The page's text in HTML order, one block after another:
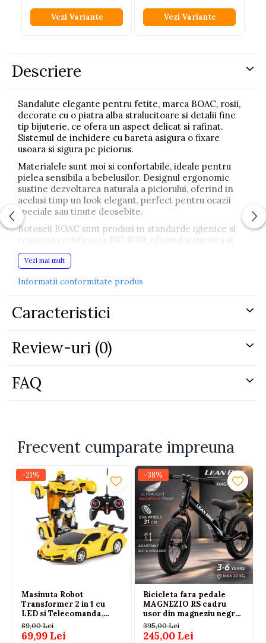
Vezi Variante Vezi Variante
Descriere
Sandalute elegante pentru fetite, marca BOAC, rosii,
decorate cu o piatra alba stralucitoare si detalii fine
tip bijuterie, ce ofera un aspect delicat si rafinat.
Sistemul de inchidere cu bareta asigura o fixare
usoara si sigura pe piciorus.
Materialele sunt moi si confortabile, ideale pentru
pielea sensibila a bebelusilor. Designul ergonomic
sustine dezvoltarea naturala a piciorului, oferind in
acelasi timp un look elegant, perfect pentru ocazii
speciale sau tinute deosebite.
Botoseii BOAC sunt produsi in standarde igienice si
respecta certificarea ISO 9001, oferind siguranta si
calitate pentru fetia ta.
Marimi disponibile:
MARIMEA 17 – 0-4 luni
Vezi mai mult
Informatii conformitate produs
Caracteristici
Review-uri (0)
FAQ
Frecvent cumparate impreuna
-21%
Masinuta Robot
Transformer 2 in 1 cu
LED si Telecomanda,
Scara 1:18, Galbena, 6 ani+
89,00 Lei
69,99 Lei
-38%
Bicicleta fara pedale
MAGNEZIO RS cadru
usor din magneziu negru
3-6 ani
395,00 Lei
245,00 Lei